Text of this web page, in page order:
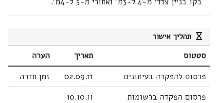
תהליך אישור
סטטוס תאריך
הערה
פרסום להפקדה בעיתונים
02.09.11
זמן חדרה
פרסום הפקדה ברשומות
10.10.11